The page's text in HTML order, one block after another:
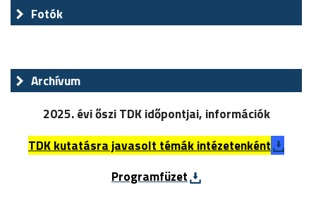
Fotók
Archívum
2025. évi őszi TDK időpontjai, információk
TDK kutatásra javasolt témák intézetenként
Programfüzet